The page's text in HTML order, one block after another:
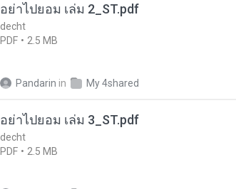
อย่าไปยอม เล่ม 2_ST.pdf
decht
PDF
2.5 MB
Pandarin in My 4shared
อย่าไปยอม เล่ม 3_ST.pdf
decht
PDF
2.5 MB